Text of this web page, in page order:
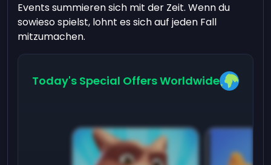
Events summieren sich mit der Zeit. Wenn du
sowieso spielst, lohnt es sich auf jeden Fall
mitzumachen.
Today's Special Offers Worldwide